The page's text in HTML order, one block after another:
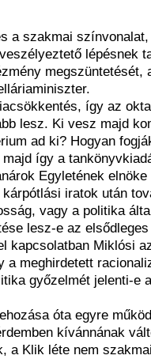
a szakmai
lépésnek
megszüntetését,
így az
lesz. Ki vesz majd
ad ki? Hogyan
így a
Egyletének
iratok után
vagy a politika
lesz-e az
kapcsolatban Miklósi
a meghirdetett
győzelmét jelenti-e
óta egyre
kívánnának
a Klik léte nem